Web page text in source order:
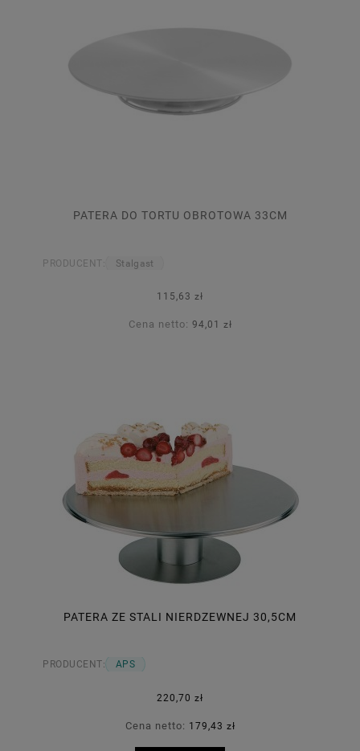
PATERA DO TORTU OBROTOWA 33CM
PRODUCENT: Stalgast
115,63 zł
Cena netto: 94,01 zł
PATERA ZE STALI NIERDZEWNEJ 30,5CM
PRODUCENT: APS
220,70 zł
Cena netto: 179,43 zł